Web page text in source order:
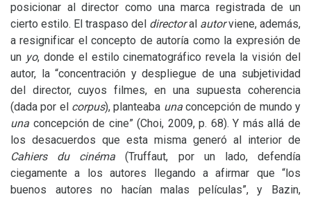
posicionar al director como una marca registrada de un
cierto estilo. El traspaso del directoral autorviene, además,
a resignificar el concepto de autoría como la expresión de
un yo, donde el estilo cinematográfico revela la visión del
autor, la “concentración y despliegue de una subjetividad
del director, cuyos filmes, en una supuesta coherencia
(dada por el corpus), planteaba unaconcepción de mundo y
una concepción de cine” (Choi, 2009, p. 68). Y más allá de
los desacuerdos que esta misma generó al interior de
Cahiers du cinéma (Truffaut, por un lado, defendía
ciegamente a los autores llegando a afirmar que “los
buenos autores no hacían malas películas”, y Bazin,